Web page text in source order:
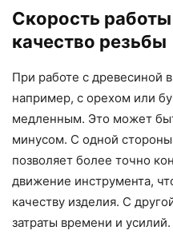
Скорость работы
качество резьбы
При работе с древесиной
например, с орехом или
медленным. Это может
минусом. С одной
позволяет более точно
движение инструмента,
качеству изделия. С
затраты времени и усилий.